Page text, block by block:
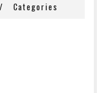
Categories